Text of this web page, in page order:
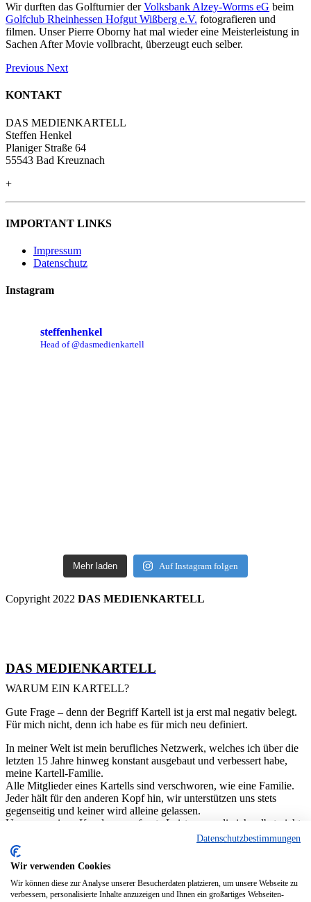
Wir durften das Golfturnier derVolksbank Alzey-Worms eG beim
Golfclub Rheinhessen Hofgut Wißberg e.V. fotografieren und
filmen. Unser Pierre Oborny hat mal wieder eine Meisterleistung in
Sachen After Movie vollbracht, überzeugt euch selber.
Previous Next
KONTAKT
DAS MEDIENKARTELL
Steffen Henkel
Planiger Straße 64
55543 Bad Kreuznach
+
IMPORTANT LINKS
Impressum
Datenschutz
Instagram
steffenhenkel
Head of @dasmedienkartell
Mehr laden Auf Instagram folgen
Copyright 2022 DAS MEDIENKARTELL
DAS MEDIENKARTELL
WARUM EIN KARTELL?
Gute Frage – denn der Begriff Kartell ist ja erst mal negativ belegt.
Für mich nicht, denn ich habe es für mich neu definiert.
In meiner Welt ist mein berufliches Netzwerk, welches ich über die
letzten 15 Jahre hinweg konstant ausgebaut und verbessert habe,
meine Kartell-Familie.
Alle Mitglieder eines Kartells sind verschworen, wie eine Familie.
Jeder hält für den anderen Kopf hin, wir unterstützen uns stets
gegenseitig und keiner wird alleine gelassen.
Um von meinen Kunden angefragte Leistungen, die ich selbst nicht
erbringen kann, zu realisieren, aktiviere ich genau die richtigen
Mitglieder meiner Kartell-Familie und orchestriere das
Gesamtprojekt für meine Kunden.
One face to the customer.
Alle Mitglieder meiner Kartell-Familie können auch individuell
agieren, aber zusammen sind wir eine Band. Bei der jedes Mitglied
Datenschutzbestimmungen
Wir verwenden Cookies
Wir können diese zur Analyse unserer Besucherdaten platzieren, um unsere Webseite zu
verbessern, personalisierte Inhalte anzuzeigen und Ihnen ein großartiges Webseiten-